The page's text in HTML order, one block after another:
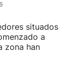
situados
a
zona han